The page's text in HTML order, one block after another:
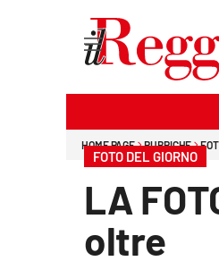
HOME PAGE RUBRICHE
FOTO DEL GIORNO
LA
oltre